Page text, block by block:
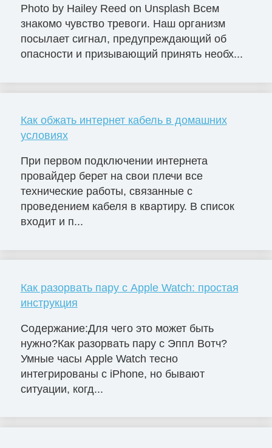
Photo by Hailey Reed on Unsplash Всем
знакомо чувство тревоги. Наш организм
посылает сигнал, предупреждающий об
опасности и призывающий принять необх...
Как обжать интернет кабель в домашних
условиях
При первом подключении интернета
провайдер берет на свои плечи все
технические работы, связанные с
проведением кабеля в квартиру. В список
входит и п...
Как разорвать пару с Apple Watch: простая
инструкция
Содержание:Для чего это может быть
нужно?Как разорвать пару с Эппл Вотч?
Умные часы Apple Watch тесно
интегрированы с iPhone, но бывают
ситуации, когд...